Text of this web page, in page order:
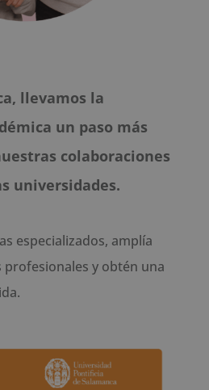
llevamos la
un paso más
colaboraciones
universidades.
especializados, amplía
y obtén una